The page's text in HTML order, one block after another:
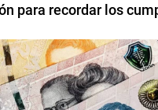
para recordar los